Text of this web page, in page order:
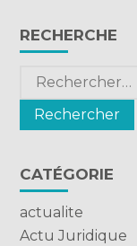
Blog
sidebar
RECHERCHE
Rechercher :
CATÉGORIE
actualite
Actu Juridique